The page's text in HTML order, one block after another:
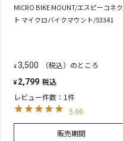
MICRO BIKE MOUNT/エスピーコネク
ト マイクロバイクマウント/53341
¥3,500 （税込）のところ
¥ 2,799 税込
レビュー件数：1件
5.00
販売期間